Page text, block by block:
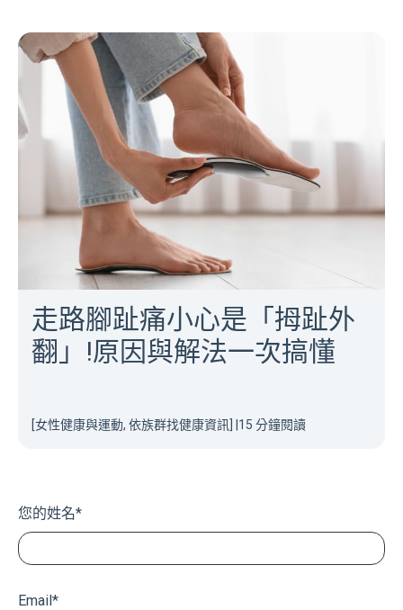
走路腳趾痛小心是「拇趾外
翻」!原因與解法一次搞懂
[女性健康與運動, 依族群找健康資訊] 15 分鐘閱讀
您的姓名*
Email*